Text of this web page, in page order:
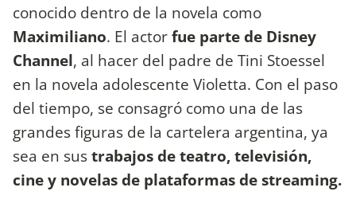
conocido dentro de la novela como
Maximiliano. El actorfue parte de Disney
Channel, al hacer del padre de Tini Stoessel
en la novela adolescente Violetta. Con el paso
del tiempo, se consagró como una de las
grandes figuras de la cartelera argentina, ya
sea en sustrabajos de teatro, televisión,
cine y novelas de plataformas de streaming.